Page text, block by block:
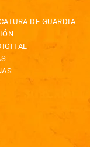
DE GUARDIA